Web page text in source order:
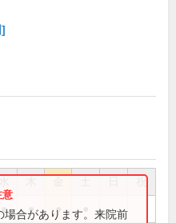
祝
● ● ●
場合があります。来院前